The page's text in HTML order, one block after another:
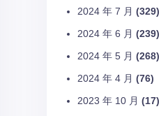
2024 年 7 月 (329)
2024 年 6 月 (239)
2024 年 5 月 (268)
2024 年 4 月 (76)
2023 年 10 月 (17)